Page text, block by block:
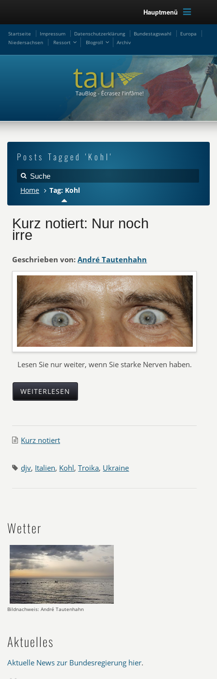
Hauptmenü
Startseite Impressum Datenschutzerklärung Bundestagswahl
Europa
Niedersachsen
Ressort Blogroll Archiv
Posts Tagged 'Kohl'
Home Tag: Kohl
Kurz notiert: Nur noch
irre
Geschrieben von: André Tautenhahn
Lesen Sie nur weiter, wenn Sie starke Nerven haben.
WEITERLESEN
Kurz notiert
djv, Italien, Kohl,Troika, Ukraine
Wetter
Bildnachweis: André Tautenhahn
Aktuelles
Aktuelle News zur Bundesregierung hier.